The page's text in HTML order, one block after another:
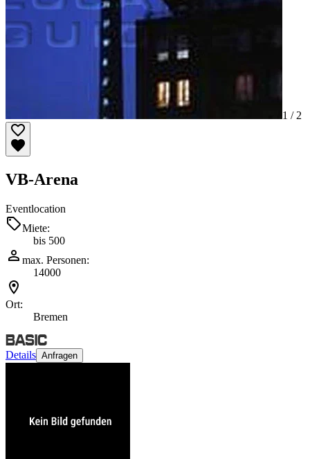
1 / 2
VB-Arena
Eventlocation
Miete:
bis 500
max. Personen:
14000
Ort:
Bremen
Details Anfragen